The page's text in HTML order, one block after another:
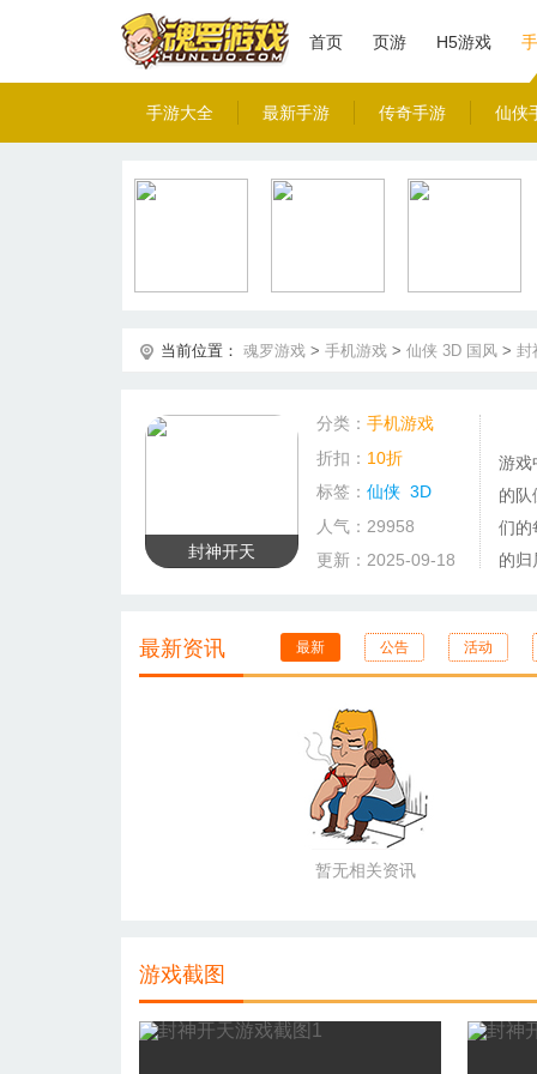
首页 页游 H5游戏
手游大全 最新手游 传奇手游 仙侠
当前位置： 魂罗游戏 > 手机游戏 > 仙侠 3D 国风 > 封
封神开天
分类： 手机游戏
折扣： 10折
标签： 仙侠 3D
人气：29958
更新：2025-09-18
游戏
的队
们的
的归
最新资讯 最新 公告 活动
暂无相关资讯
游戏截图